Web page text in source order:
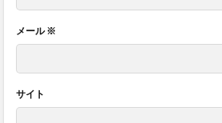
メール※
サイト